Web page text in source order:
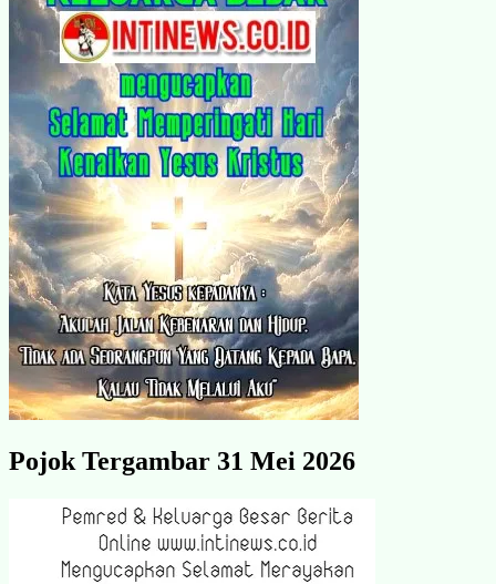
Pojok Tergambar 31 Mei 2026